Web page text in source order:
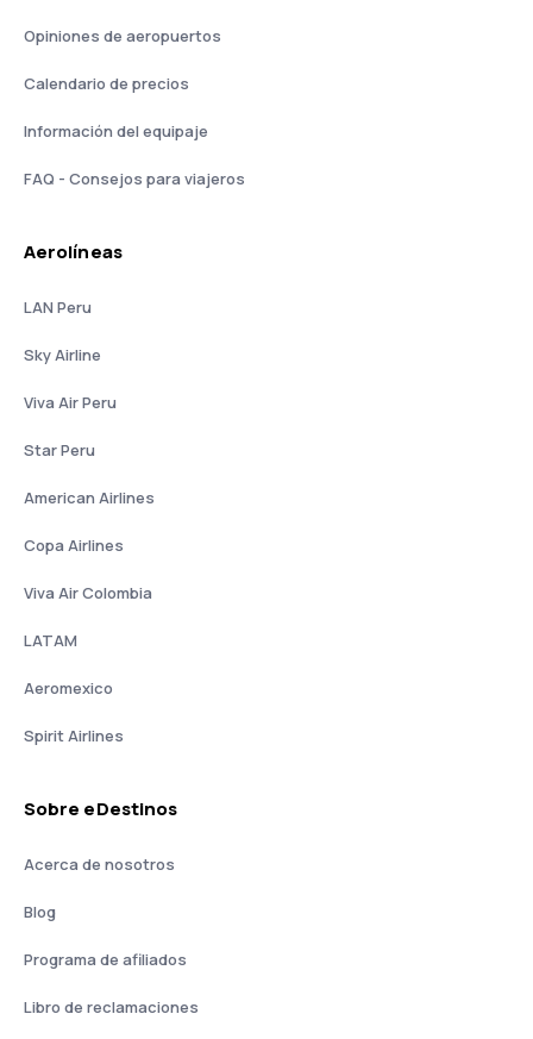
Opiniones de aeropuertos
Calendario de precios
Información del equipaje
FAQ - Consejos para viajeros
Aerolíneas
LAN Peru
Sky Airline
Viva Air Peru
Star Peru
American Airlines
Copa Airlines
Viva Air Colombia
LATAM
Aeromexico
Spirit Airlines
Sobre eDestinos
Acerca de nosotros
Blog
Programa de afiliados
Libro de reclamaciones